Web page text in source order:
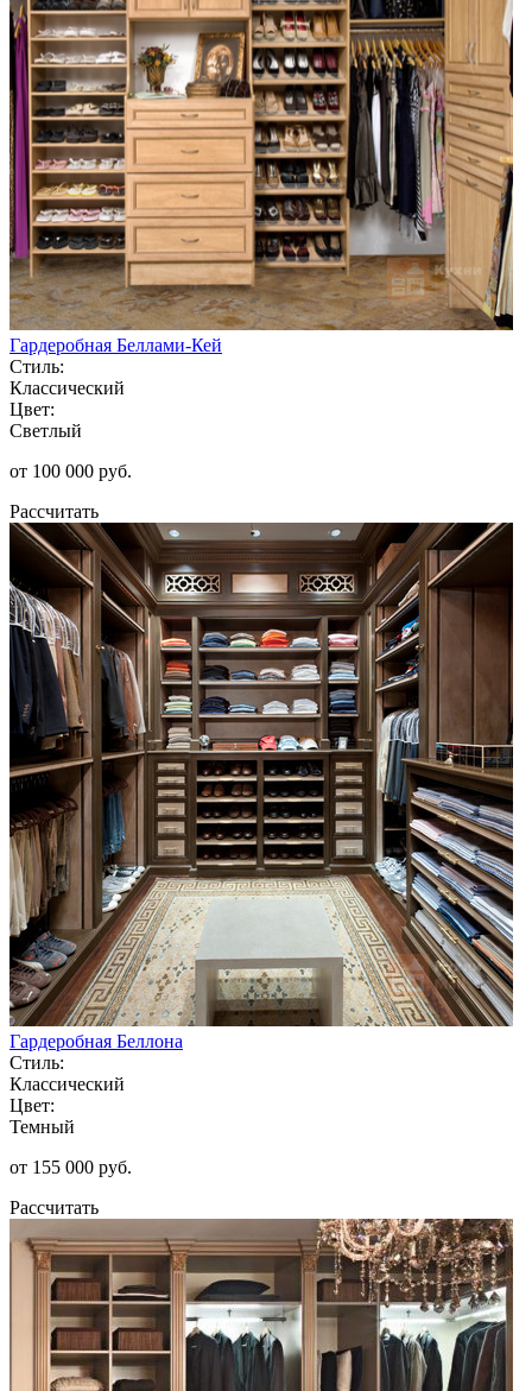
Гардеробная Беллами-Кей
Стиль:
Классический
Цвет:
Светлый
от 100 000 руб.
Рассчитать
Гардеробная Беллона
Стиль:
Классический
Цвет:
Темный
от 155 000 руб.
Рассчитать